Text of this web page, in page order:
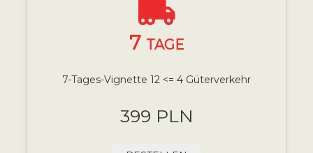
7 TAGE
7-Tages-Vignette 12 <= 4 Güterverkehr
399 PLN